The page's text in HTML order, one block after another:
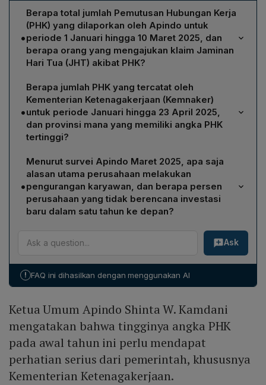
•
Berapa total jumlah Pemutusan Hubungan Kerja
(PHK) yang dilaporkan oleh Apindo untuk
periode 1 Januari hingga 10 Maret 2025, dan
berapa orang yang mengajukan klaim Jaminan
Hari Tua (JHT) akibat PHK?
Apindo mencatat total PHK sebesar 73.992 pekerja
pada periode tersebut, dan sebanyak 40.683 orang
mengajukan klaim JHT karena terkena PHK.
•
Berapa jumlah PHK yang tercatat oleh
Kementerian Ketenagakerjaan (Kemnaker)
untuk periode Januari hingga 23 April 2025,
dan provinsi mana yang memiliki angka PHK
tertinggi?
Kemnaker mencatat 24.036 orang mengalami PHK
selama Januari sampai 23 April 2025. PHK terbanyak
terjadi di Jawa Tengah, Jakarta, dan Riau.
•
Menurut survei Apindo Maret 2025, apa saja
alasan utama perusahaan melakukan
pengurangan karyawan, dan berapa persen
perusahaan yang tidak berencana investasi
baru dalam satu tahun ke depan?
Survei menampilkan alasan utama pengurangan
karyawan: penurunan permintaan (69,4%), kenaikan
produk impor (21,4%), dan faktor teknologi informasi
melakukan investasi baru dalam satu tahun ke depan.
Ask
! FAQ ini dihasilkan dengan menggunakan AI
Ketua Umum Apindo Shinta W. Kamdani
mengatakan bahwa tingginya angka PHK
pada awal tahun ini perlu mendapat
perhatian serius dari pemerintah, khususnya
Kementerian Ketenagakerjaan.